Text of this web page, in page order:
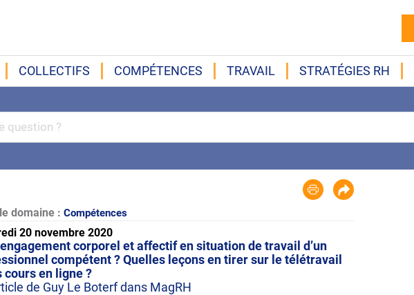
COLLECTIFS COMPÉTENCES TRAVAIL STRATÉGIES RH
domaine : Compétences
20 novembre 2020
corporel et affectif en situation de travail d’un
compétent ? Quelles leçons en tirer sur le télétravail
cours en ligne ?
de Guy Le Boterf dans MagRH